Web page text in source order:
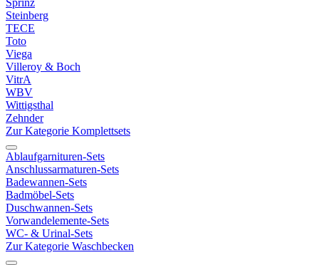
Sprinz
Steinberg
TECE
Toto
Viega
Villeroy & Boch
VitrA
WBV
Wittigsthal
Zehnder
Zur Kategorie Komplettsets
Ablaufgarnituren-Sets
Anschlussarmaturen-Sets
Badewannen-Sets
Badmöbel-Sets
Duschwannen-Sets
Vorwandelemente-Sets
WC- & Urinal-Sets
Zur Kategorie Waschbecken